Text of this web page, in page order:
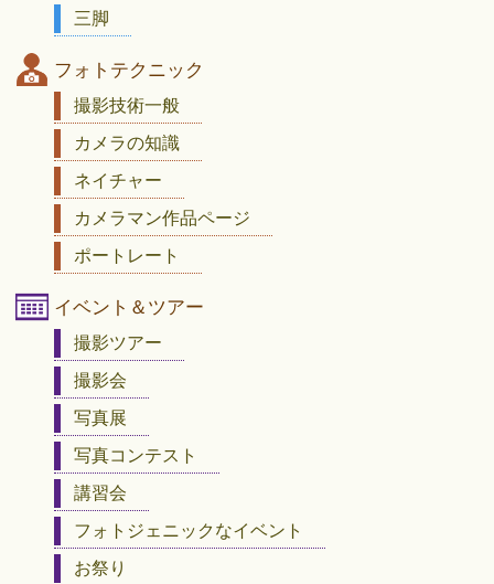
三脚
フォトテクニック
撮影技術一般
カメラの知識
ネイチャー
カメラマン作品ページ
ポートレート
イベント＆ツアー
撮影ツアー
撮影会
写真展
写真コンテスト
講習会
フォトジェニックなイベント
お祭り